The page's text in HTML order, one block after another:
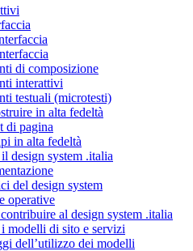
di composizione
interattivi
testuali (microtesti)
in alta fedeltà
di pagina
in alta fedeltà
design system .italia
del design system
operative
al design system .italia
modelli di sito e servizi
dell’utilizzo dei modelli